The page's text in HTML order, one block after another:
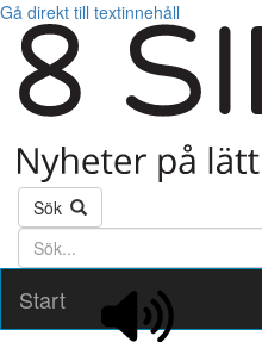
Gå direkt till textinnehåll
Sök
Söktext
Start